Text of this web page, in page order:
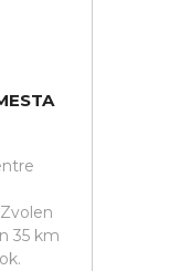
35 km